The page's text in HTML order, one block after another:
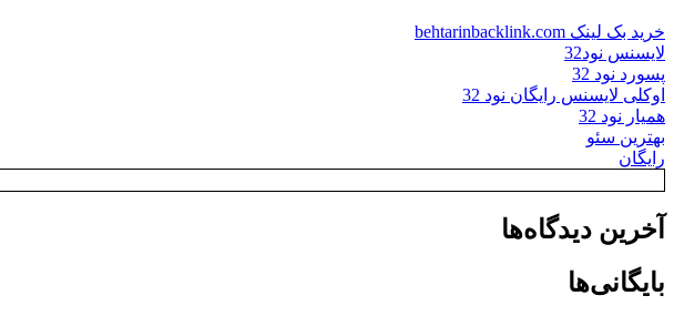
خرید بک لینک behtarinbacklink.com
لایسنس نود32
پسورد نود 32
اوکلی لایسنس رایگان نود 32
همیار نود 32
بهترین سئو
رایگان
آخرین دیدگاه‌ها
بایگانی‌ها